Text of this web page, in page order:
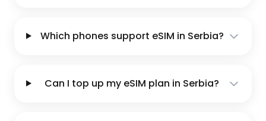
Which phones support eSIM in Serbia?
Can I top up my eSIM plan in Serbia?